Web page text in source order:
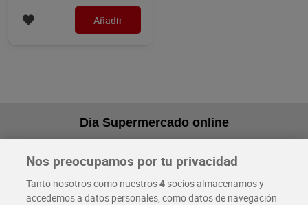
Añadir
Dia Supermercado online
Pide hoy, recibe hoy
Nos preocupamos por tu privacidad
Tanto nosotros como nuestros4socios almacenamos y
accedemos a datos personales, como datos de navegación